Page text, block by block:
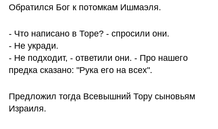
Обратился Бог к потомкам Ишмаэля.
- Что написано в Торе? - спросили они.
- Не укради.
- Не подходит, - ответили они. - Про нашего
предка сказано: "Рука его на всех".
Предложил тогда Всевышний Тору сыновьям
Израиля.